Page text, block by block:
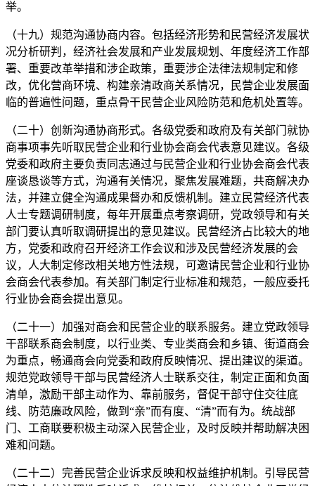
举。
（十九）规范沟通协商内容。包括经济形势和民营经济发展状
况分析研判，经济社会发展和产业发展规划、年度经济工作部
署、重要改革举措和涉企政策，重要涉企法律法规制定和修
改，优化营商环境、构建亲清政商关系情况，民营企业发展面
临的普遍性问题，重点骨干民营企业风险防范和危机处置等。
（二十）创新沟通协商形式。各级党委和政府及有关部门就协
商事项事先听取民营企业和行业协会商会代表意见建议。各级
党委和政府主要负责同志通过与民营企业和行业协会商会代表
座谈恳谈等方式，沟通有关情况，聚焦发展难题，共商解决办
法，并建立健全沟通成果督办和反馈机制。建立民营经济代表
人士专题调研制度，每年开展重点考察调研，党政领导和有关
部门要认真听取调研提出的意见建议。民营经济占比较大的地
方，党委和政府召开经济工作会议和涉及民营经济发展的会
议，人大制定修改相关地方性法规，可邀请民营企业和行业协
会商会代表参加。有关部门制定行业标准和规范，一般应委托
行业协会商会提出意见。
（二十一）加强对商会和民营企业的联系服务。建立党政领导
干部联系商会制度，以行业类、专业类商会和乡镇、街道商会
为重点，畅通商会向党委和政府反映情况、提出建议的渠道。
规范党政领导干部与民营经济人士联系交往，制定正面和负面
清单，激励干部主动作为、靠前服务，督促干部守住交往底
线、防范廉政风险，做到“亲”而有度、“清”而有为。统战部
门、工商联要积极主动深入民营企业，及时反映并帮助解决困
难和问题。
（二十二）完善民营企业诉求反映和权益维护机制。引导民营